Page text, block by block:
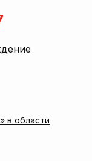
в области